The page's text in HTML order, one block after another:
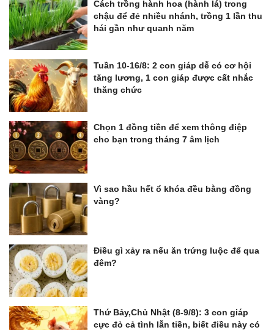
Cách trồng hành hoa (hành lá) trong
chậu để đẻ nhiều nhánh, trồng 1 lần thu
hái gần như quanh năm
Tuần 10-16/8: 2 con giáp dễ có cơ hội
tăng lương, 1 con giáp được cất nhắc
thăng chức
Chọn 1 đồng tiền để xem thông điệp
cho bạn trong tháng 7 âm lịch
Vì sao hầu hết ổ khóa đều bằng đồng
vàng?
Điều gì xảy ra nếu ăn trứng luộc để qua
đêm?
Thứ Bảy,Chủ Nhật (8-9/8): 3 con giáp
cực đỏ cả tình lẫn tiền, biết điều này có